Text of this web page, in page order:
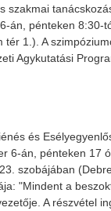
szakmai
án, pénteken 8:30-
1.). A
Agykutatási
és
6-án, pénteken 17
szobájában
"Mindent a
A részvétel